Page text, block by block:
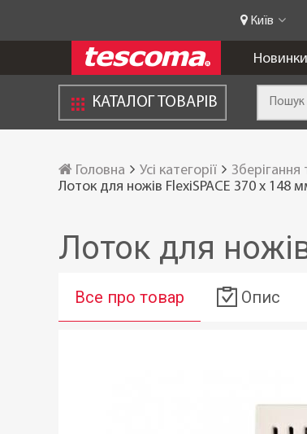
Київ
Новинки
КАТАЛОГ ТОВАРІВ
Головна Усі категорії Зберігання
Лоток для ножів FlexiSPACE 370 x 148
Лоток для
Все про товар Опис